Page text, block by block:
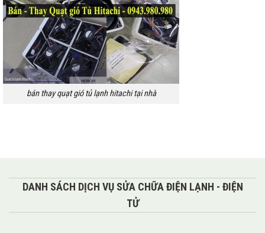
bán thay quạt gió tủ lạnh hitachi tại nhà
DANH SÁCH DỊCH VỤ SỬA CHỮA ĐIỆN LẠNH - ĐIỆN
TỬ